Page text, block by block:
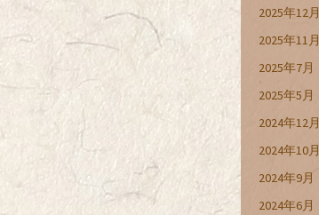
2025年12月
2025年11月
2025年7月
2025年5月
2024年12月
2024年10月
2024年9月
2024年6月